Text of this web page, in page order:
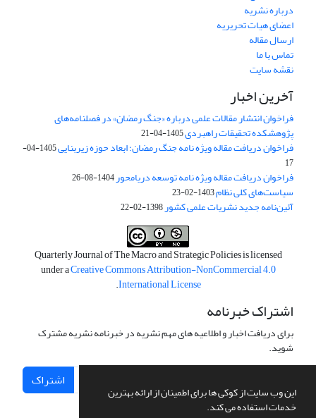
این وب سایت از کوکی ها برای اطمینان از ارائه بهترین
خدمات استفاده می کند.
درباره نشریه
اعضای هیات تحریریه
ارسال مقاله
تماس با ما
نقشه سایت
آخرین اخبار
فراخوان انتشار مقالات علمی درباره «جنگ رمضان» در فصلنامه‌های
پژوهشکده تحقیقات راهبردی1405-04-21
فراخوان دریافت مقاله ویژه نامه جنگ رمضان؛ ابعاد حوزه زیربنایی
1405-04-
17
فراخوان دریافت مقاله ویژه نامه توسعه دریامحور1404-08-26
سیاست‌های کلی نظام1403-02-23
آئین‌نامه جدید نشریات علمی کشور1398-02-22
Quarterly Journal of The Macro and Strategic Policies is licensed
under aCreative Commons Attribution-NonCommercial 4.0
International License
.
اشتراک خبرنامه
برای دریافت اخبار و اطلاعیه های مهم نشریه در خبرنامه نشریه مشترک
شوید.
اشتراک